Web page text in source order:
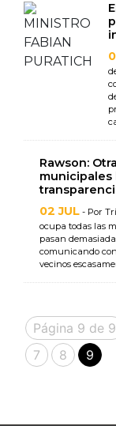
Rawson:
municipales
02 JUL - Por
ocupa todas las
pasan
comunicando
vecinos
Página 9 de 9
7
8 9